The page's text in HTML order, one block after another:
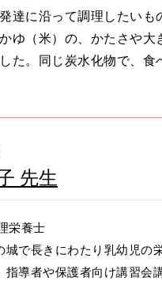
達に沿って調理したい
ゆ（米）の、かたさや
た。同じ炭水化物で、
先生
栄養士
城で長きにわたり乳幼児の
指導者や保護者向け講習会